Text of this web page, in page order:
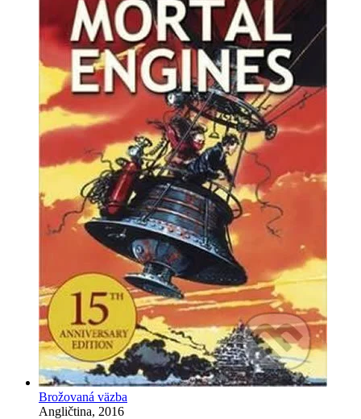
Brožovaná väzba
Angličtina, 2016